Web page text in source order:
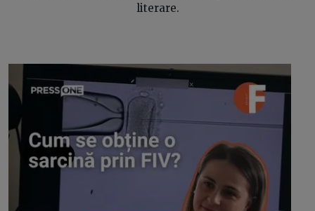
literare.